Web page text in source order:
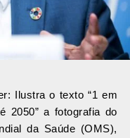
Ilustra o texto “1 em
2050” a fotografia do
da Saúde (OMS),